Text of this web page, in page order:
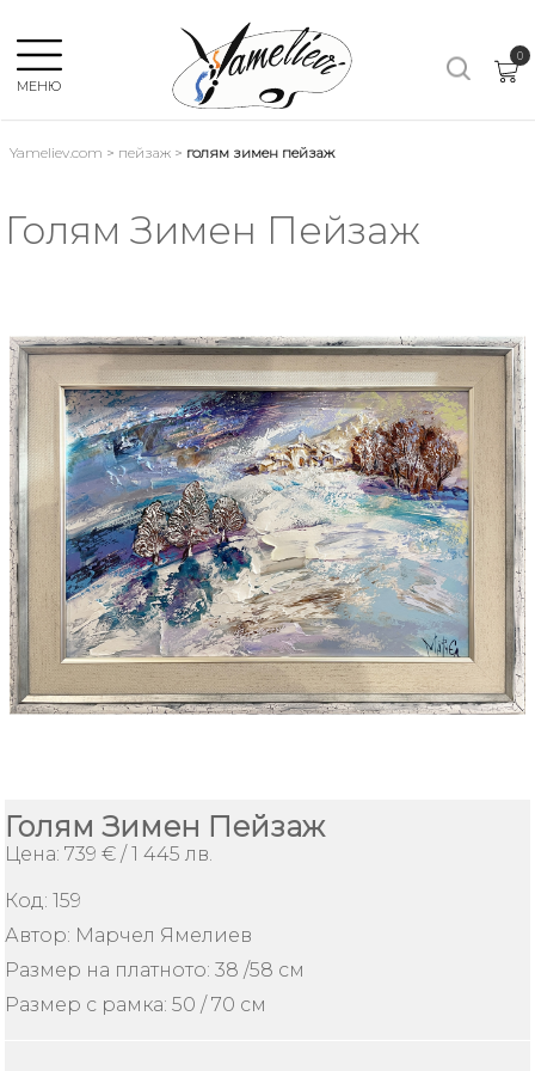
МЕНЮ
×
Език:
КОМПОЗИЦИЯ
НАТЮРМОРТ
АБСТРАКТ
ЛОДКИ
ИЗКУСТВО
Плащане
и
доставка
Как
поръчам
Условия
за
0
Yameliev.com > пейзаж > голям зимен пейзаж
Голям Зимен Пейзаж
Голям Зимен Пейзаж
Цена: 739 € / 1 445 лв.
Код:159
Автор: Марчел Ямелиев
Размер на платното: 38 /58 см
Размер с рамка: 50 / 70 см